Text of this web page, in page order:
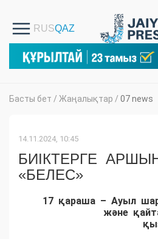
Басты бет / Жаңалықтар / 07 news
14.11.2024, 10:45
БИІКТЕРГЕ
«БЕЛЕС»
17 қараша – Ауыл
және